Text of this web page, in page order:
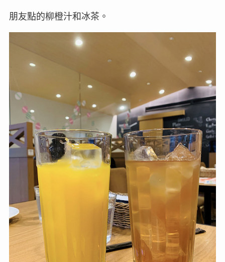
朋友點的柳橙汁和冰茶。